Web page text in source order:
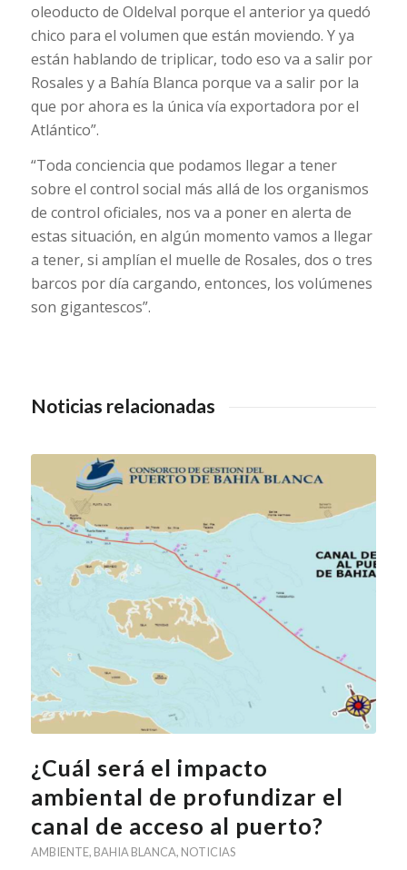
oleoducto de Oldelval porque el anterior ya quedó
chico para el volumen que están moviendo. Y ya
están hablando de triplicar, todo eso va a salir por
Rosales y a Bahía Blanca porque va a salir por la
que por ahora es la única vía exportadora por el
Atlántico”.
“Toda conciencia que podamos llegar a tener
sobre el control social más allá de los organismos
de control oficiales, nos va a poner en alerta de
estas situación, en algún momento vamos a llegar
a tener, si amplían el muelle de Rosales, dos o tres
barcos por día cargando, entonces, los volúmenes
son gigantescos”.
Noticias relacionadas
¿Cuál será el impacto
ambiental de profundizar el
canal de acceso al puerto?
AMBIENTE, BAHIA BLANCA, NOTICIAS